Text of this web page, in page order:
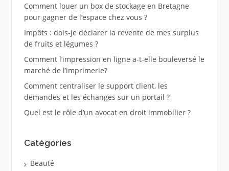
Comment louer un box de stockage en Bretagne
pour gagner de l’espace chez vous ?
Impôts : dois-je déclarer la revente de mes surplus
de fruits et légumes ?
Comment l’impression en ligne a-t-elle bouleversé le
marché de l’imprimerie?
Comment centraliser le support client, les
demandes et les échanges sur un portail ?
Quel est le rôle d’un avocat en droit immobilier ?
Catégories
Beauté